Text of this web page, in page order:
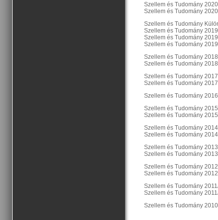
Szellem és Tudomány
Szellem és Tudomány
Szellem és Tudomány
Szellem és Tudomány
Szellem és Tudomány
Szellem és Tudomány
Szellem és Tudomány
Szellem és Tudomány
Szellem és Tudomány
Szellem és Tudomány
Szellem és Tudomány
Szellem és Tudomány
Szellem és Tudomány
Szellem és Tudomány
Szellem és Tudomány
Szellem és Tudomány
Szellem és Tudomány
Szellem és Tudomány
Szellem és Tudomány
Szellem és Tudomány
Szellem és Tudomány
Szellem és Tudomány